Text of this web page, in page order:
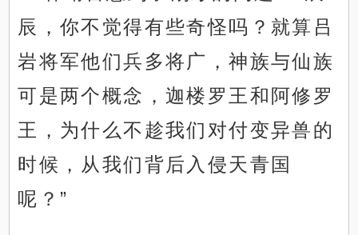
辰，你不觉得有些奇怪吗？就算吕
岩将军他们兵多将广，神族与仙族
可是两个概念，迦楼罗王和阿修罗
王，为什么不趁我们对付变异兽的
时候，从我们背后入侵天青国
呢？”